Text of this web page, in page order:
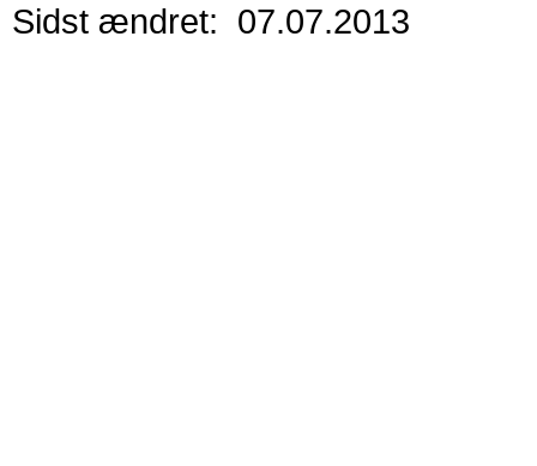
Sidst ændret: 07.07.2013